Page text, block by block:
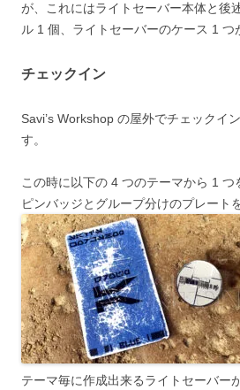
が、これにはライトセーバー本体と後
ル 1 個、ライトセーバーのケース 1 つ
チェックイン
Savi’s Workshop の屋外でチェックイ
す。
この時に以下の 4 つのテーマから 1 つ
ピンバッジとグループ分けのプレート
テーマ毎に作成出来るライトセーバー